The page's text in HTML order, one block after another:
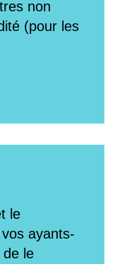
non
(pour les
le
ayants-
le